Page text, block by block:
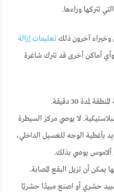
تتركها وراءها.
وخبراء آخرون ذلكتعليمات إزالة
وأي أماكن أخرى قد تترك شاغرة
لمدة 30 دقيقة.
لا يوصي مركز السيطرة
بأغطية الوجه للغسيل الداخلي،
يوصي بذلك.
يمكن أن تزيل البقع المصابة.
حشري أو اصنع مبيدًا حشريًا